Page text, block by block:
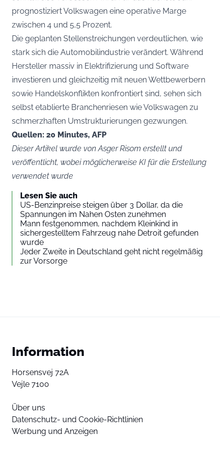
prognostiziert Volkswagen eine operative Marge
zwischen 4 und 5,5 Prozent.
Die geplanten Stellenstreichungen verdeutlichen, wie
stark sich die Automobilindustrie verändert. Während
Hersteller massiv in Elektrifizierung und Software
investieren und gleichzeitig mit neuen Wettbewerbern
sowie Handelskonflikten konfrontiert sind, sehen sich
selbst etablierte Branchenriesen wie Volkswagen zu
schmerzhaften Umstrukturierungen gezwungen.
Quellen: 20 Minutes, AFP
Dieser Artikel wurde von Asger Risom erstellt und
veröffentlicht, wobei möglicherweise KI für die Erstellung
verwendet wurde
Lesen Sie auch
US-Benzinpreise steigen über 3 Dollar, da die
Spannungen im Nahen Osten zunehmen
Mann festgenommen, nachdem Kleinkind in
sichergestelltem Fahrzeug nahe Detroit gefunden
wurde
Jeder Zweite in Deutschland geht nicht regelmäßig
zur Vorsorge
Information
Horsensvej 72A
Vejle 7100
Über uns
Datenschutz- und Cookie-Richtlinien
Werbung und Anzeigen